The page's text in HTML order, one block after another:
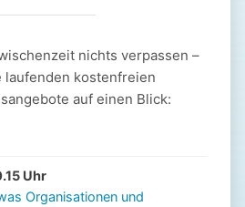
nichts verpassen –
laufenden kostenfreien
auf einen Blick:
Uhr
Organisationen und